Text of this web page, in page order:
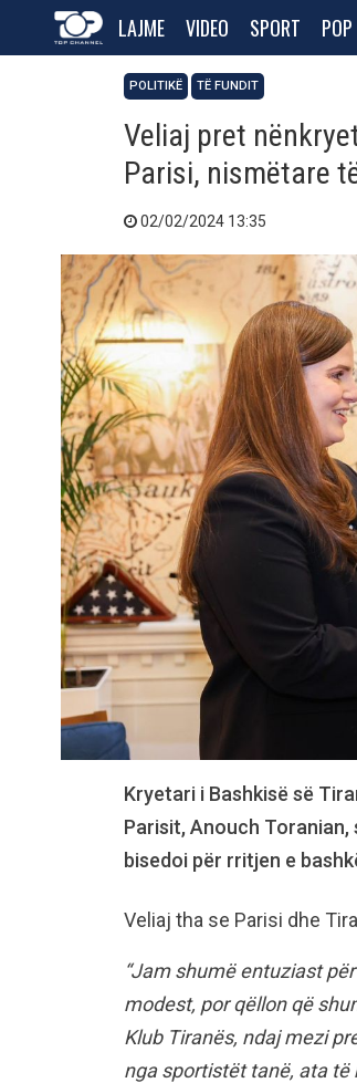
LAJME VIDEO SPORT
POLITIKË TË FUNDIT
Veliaj pret
Parisi, nismëtare
02/02/2024 13:35
Kryetari i Bashkisë së
Parisit, Anouch Toranian,
bisedoi për rritjen e
Veliaj tha se Parisi dhe
“Jam shumë entuziast
modest, por qëllon që
Klub Tiranës, ndaj mezi
nga sportistët tanë, ata